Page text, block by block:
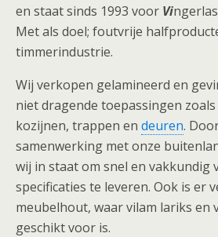
en staat sinds 1993 voor Vi
Met als doel; foutvrije
timmerindustrie.
Wij verkopen gelamineerd en
niet dragende toepassingen
kozijnen, trappen en deuren.
samenwerking met onze
wij in staat om snel en vakkundig
specificaties te leveren. Ook is er
meubelhout, waar vilam lariks en
geschikt voor is.